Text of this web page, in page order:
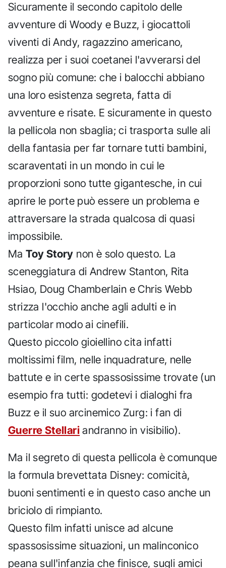
Sicuramente il secondo capitolo delle
avventure di Woody e Buzz, i giocattoli
viventi di Andy, ragazzino americano,
realizza per i suoi coetanei l'avverarsi del
sogno più comune: che i balocchi abbiano
una loro esistenza segreta, fatta di
avventure e risate. E sicuramente in questo
la pellicola non sbaglia; ci trasporta sulle ali
della fantasia per far tornare tutti bambini,
scaraventati in un mondo in cui le
proporzioni sono tutte gigantesche, in cui
aprire le porte può essere un problema e
attraversare la strada qualcosa di quasi
impossibile.
MaToy Story non è solo questo. La
sceneggiatura di Andrew Stanton, Rita
Hsiao, Doug Chamberlain e Chris Webb
strizza l'occhio anche agli adulti e in
particolar modo ai cinefili.
Questo piccolo gioiellino cita infatti
moltissimi film, nelle inquadrature, nelle
battute e in certe spassosissime trovate (un
esempio fra tutti: godetevi i dialoghi fra
Buzz e il suo arcinemico Zurg: i fan di
Guerre Stellari andranno in visibilio).
Ma il segreto di questa pellicola è comunque
la formula brevettata Disney: comicità,
buoni sentimenti e in questo caso anche un
briciolo di rimpianto.
Questo film infatti unisce ad alcune
spassosissime situazioni, un malinconico
peana sull'infanzia che finisce, sugli amici